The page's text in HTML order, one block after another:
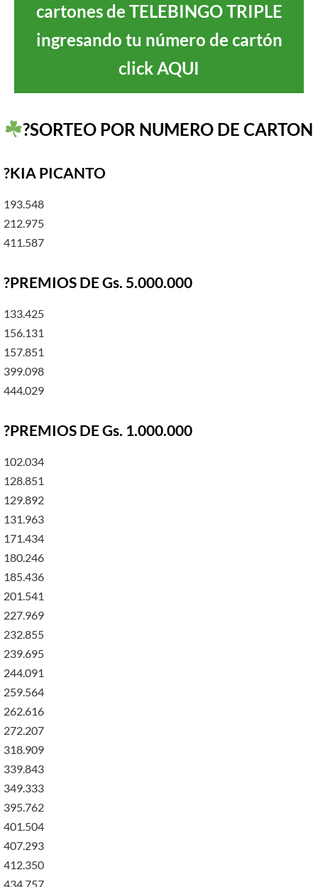
cartones de TELEBINGO TRIPLE
ingresando tu número de cartón
click AQUI
?SORTEO POR NUMERO DE CARTON
?KIA PICANTO
193.548
212.975
411.587
?PREMIOS DE Gs. 5.000.000
133.425
156.131
157.851
399.098
444.029
?PREMIOS DE Gs. 1.000.000
102.034
128.851
129.892
131.963
171.434
180.246
185.436
201.541
227.969
232.855
239.695
244.091
259.564
262.616
272.207
318.909
339.843
349.333
395.762
401.504
407.293
412.350
434.757